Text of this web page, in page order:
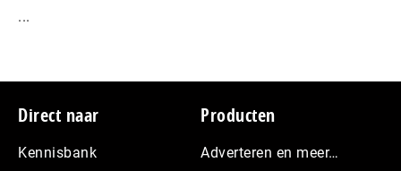
...
Footer
Direct naar
Kennisbank
Producten
Adverteren en meer…